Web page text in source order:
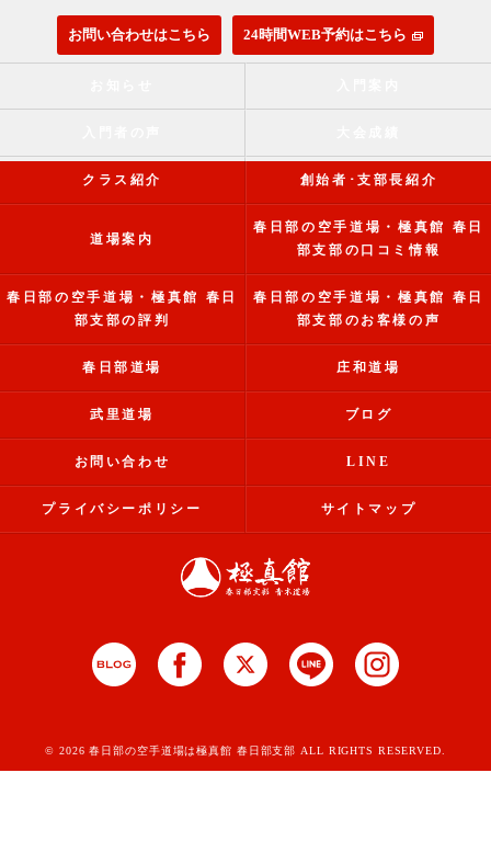
お問い合わせはこちら 24時間WEB予約はこちら
クラス紹介 創始者･支部長紹介
道場案内
春日部の空手道場・極真館 春日
部支部の口コミ情報
春日部の空手道場・極真館 春日
部支部の評判
春日部の空手道場・極真館 春日
部支部のお客様の声
春日部道場 庄和道場
武里道場 ブログ
お問い合わせ LINE
プライバシーポリシー サイトマップ
© 2026 春日部の空手道場は極真館 春日部支部 ALL RIGHTS RESERVED.